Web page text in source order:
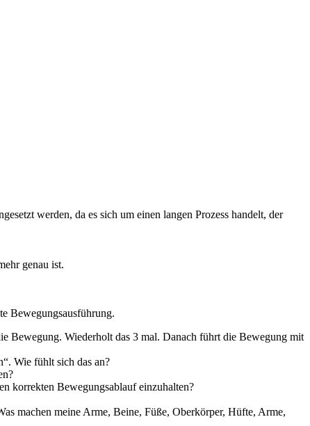
werden, da es sich um einen langen Prozess handelt, der
genau ist.
Bewegungsausführung.
Bewegung. Wiederholt das 3 mal. Danach führt die Bewegung mit
Wie fühlt sich das an?
korrekten Bewegungsablauf einzuhalten?
machen meine Arme, Beine, Füße, Oberkörper, Hüfte, Arme,